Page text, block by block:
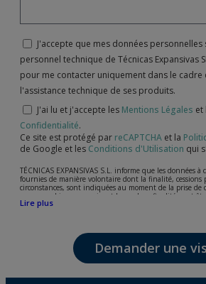
J'accepte que mes données
personnel technique de Técnicas Expansivas
pour me contacter uniquement dans le
l'assistance technique de ses produits.
J'ai lu et j'accepte les Mentions Légales et
Confidentialité.
Ce site est protégé par reCAPTCHA et la
de Google et les Conditions d'Utilisation qui
TÉCNICAS EXPANSIVAS S.L. informe que les données à
fournies de manière volontaire dont la finalité, cessions
circonstances, sont indiquées au moment de la prise de
personne, bien que, suivant le cas, leur finalité peut
l’attention de votre demande, litige ou requise,
Les données de nos fichiers sont absolument
plus grande confidentialité et répondent à toutes les
15/1999 du 13 décembre sur la protection des données
Lire plus
Demander une